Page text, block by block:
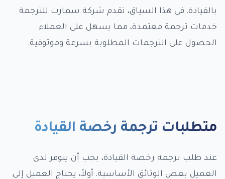
بالقيادة. في هذا السياق، تقدم شركة سمارت للترجمة
خدمات ترجمة معتمدة، مما يسهل على العملاء
الحصول على الترجمات المطلوبة بسرعة وموثوقية.
متطلبات ترجمة رخصة القيادة
عند طلب ترجمة رخصة القيادة، يجب أن يتوفر لدى
العميل بعض الوثائق الأساسية. أولاً، يحتاج العميل إلى